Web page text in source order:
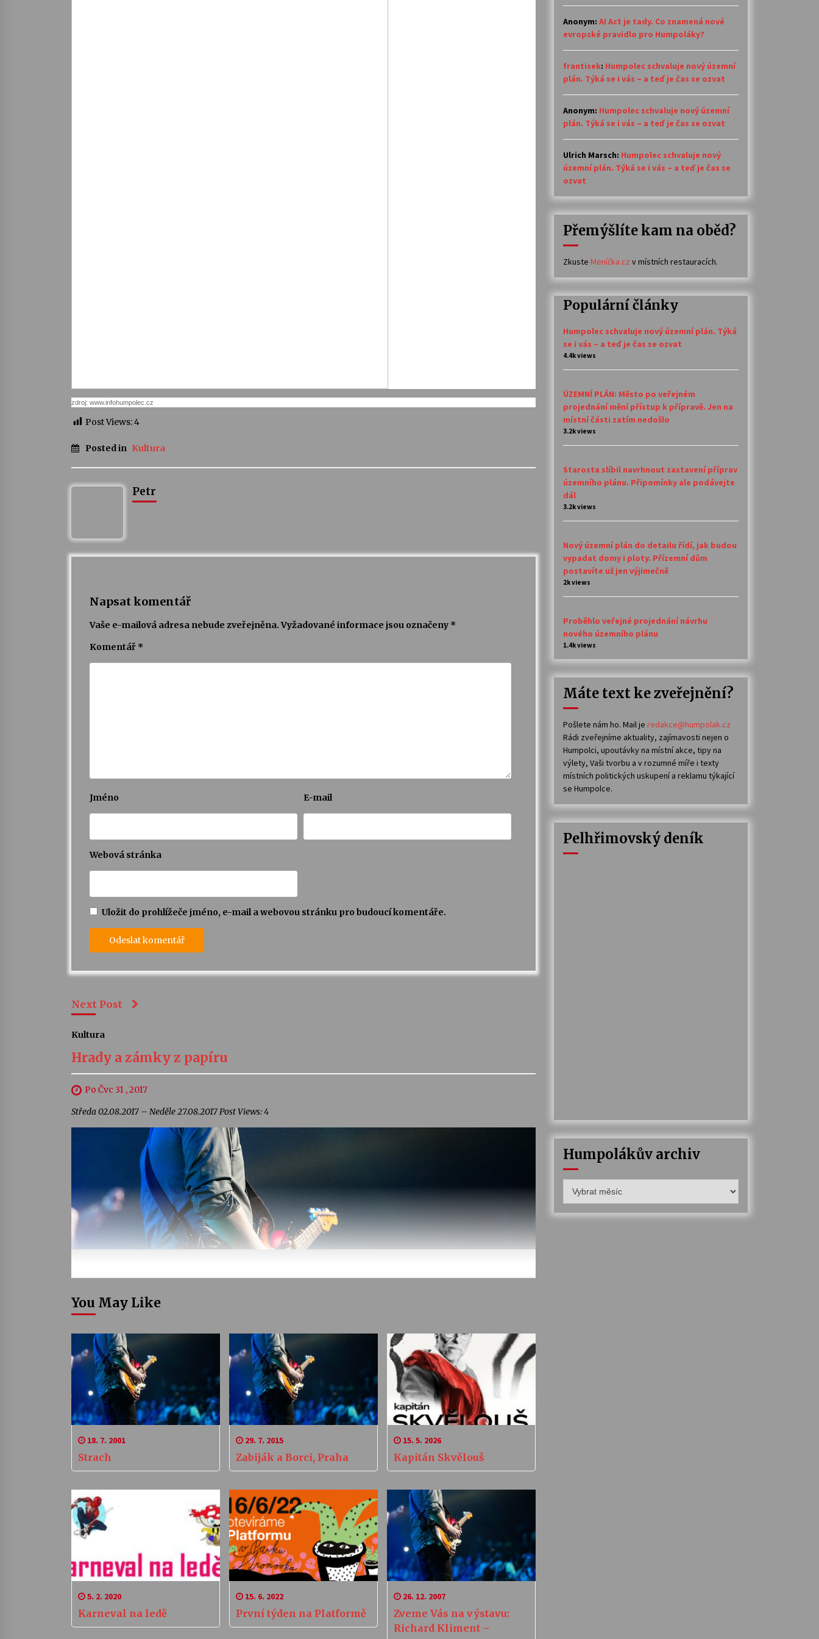
zdroj: www.infohumpolec.cz
Post Views:4
Posted in Kultura
Petr
Napsat komentář
Vaše e-mailová adresa nebude zveřejněna. Vyžadované informace jsou označeny *
Komentář *
Jméno E-mail
Webová stránka
Uložit do prohlížeče jméno, e-mail a webovou stránku pro budoucí komentáře.
Next Post
Kultura
Hrady a zámky z papíru
Po Čvc 31 , 2017
Středa 02.08.2017 – Neděle 27.08.2017 Post Views: 4
You May Like
18. 7. 2001
Strach
29. 7. 2015
Zabiják a Borci, Praha
15. 5. 2026
Kapitán Skvělouš
5. 2. 2020
Karneval na ledě
15. 6. 2022
První týden na Platformě
26. 12. 2007
Zveme Vás na výstavu:
Richard Kliment –
Anonym: AI Act je tady. Co znamená nové
evropské pravidlo pro Humpoláky?
frantisek: Humpolec schvaluje nový územní
plán. Týká se i vás – a teď je čas se ozvat
Anonym: Humpolec schvaluje nový územní
plán. Týká se i vás – a teď je čas se ozvat
Ulrich Marsch: Humpolec schvaluje nový
územní plán. Týká se i vás – a teď je čas se
ozvat
Přemýšlíte kam na oběd?
Zkuste Meníčka.cz v místních restauracích.
Populární články
Humpolec schvaluje nový územní plán. Týká
se i vás – a teď je čas se ozvat
4.4k views
ÚZEMNÍ PLÁN: Město po veřejném
projednání mění přístup k přípravě. Jen na
místní části zatím nedošlo
3.2k views
Starosta slíbil navrhnout zastavení příprav
územního plánu. Připomínky ale podávejte
dál
3.2k views
Nový územní plán do detailu řídí, jak budou
vypadat domy i ploty. Přízemní dům
postavíte už jen výjimečně
2k views
Proběhlo veřejné projednání návrhu
nového územního plánu
1.4k views
Máte text ke zveřejnění?
Pošlete nám ho. Mail je redakce@humpolak.cz
Rádi zveřejníme aktuality, zajímavosti nejen o
Humpolci, upoutávky na místní akce, tipy na
výlety, Vaši tvorbu a v rozumné míře i texty
místních politických uskupení a reklamu týkající
se Humpolce.
Pelhřimovský deník
Humpolákův archiv
archiv